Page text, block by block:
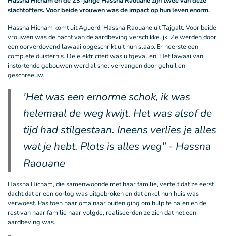
slachtoffers. Voor beide vrouwen was de impact op hun leven enorm.
Hassna Hicham komt uit Aguerd, Hassna Raouane uit Tajgalt. Voor beide
vrouwen was de nacht van de aardbeving verschikkelijk. Ze werden door
een oorverdovend lawaai opgeschrikt uit hun slaap. Er heerste een
complete duisternis. De elektriciteit was uitgevallen. Het lawaai van
instortende gebouwen werd al snel vervangen door gehuil en
geschreeuw.
'Het was een ernorme schok, ik was
helemaal de weg kwijt. Het was alsof de
tijd had stilgestaan. Ineens verlies je alles
wat je hebt. Plots is alles weg" - Hassna
Raouane
Hassna Hicham, die samenwoonde met haar familie, vertelt dat ze eerst
dacht dat er een oorlog was uitgebroken en dat enkel hun huis was
verwoest. Pas toen haar oma naar buiten ging om hulp te halen en de
rest van haar familie haar volgde, realiseerden ze zich dat het een
aardbeving was.